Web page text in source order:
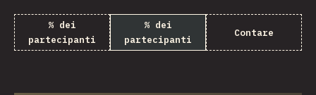
% dei
partecipanti
% dei
partecipanti
Contare